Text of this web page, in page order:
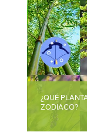
¿QUÉ
ZODIACO?